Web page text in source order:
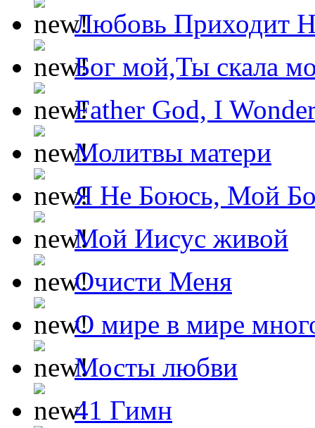
Любовь Приходит
Бог мой,Ты скала
Father God, I
Молитвы матери
Я Не Боюсь, Мой
Мой Иисус живой
Очисти Меня
О мире в мире
Мосты любви
41 Гимн